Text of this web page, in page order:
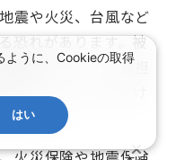
震や火災、台風など
恐れがあります。被
費用はオーナー負担
貸すことができなけ
ません。
ように、Cookieの取得
はい